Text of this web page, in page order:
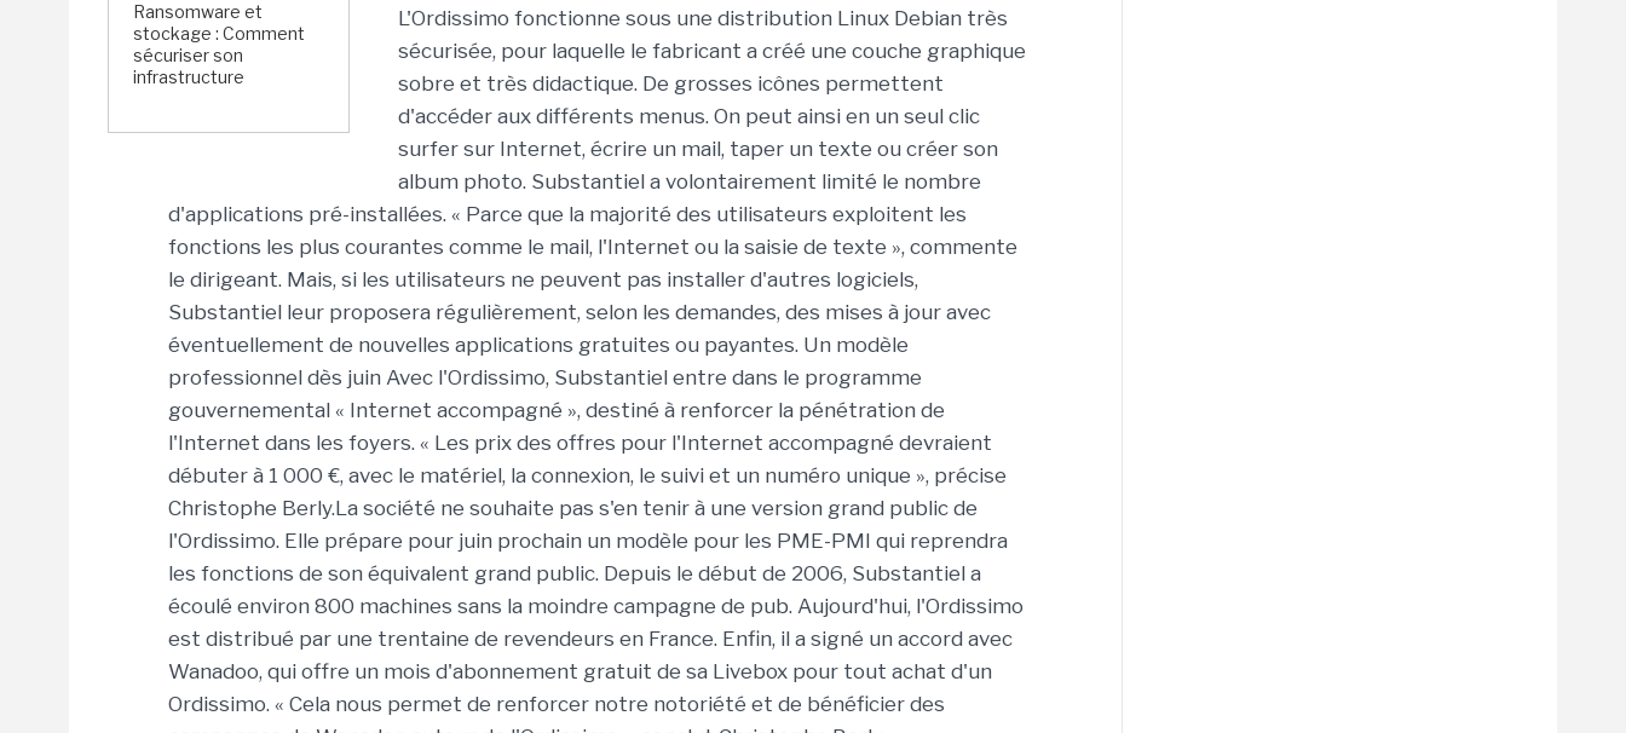
Ransomware et
stockage : Comment
sécuriser son
infrastructure
L'Ordissimo fonctionne sous une distribution Linux Debian très
sécurisée, pour laquelle le fabricant a créé une couche graphique
sobre et très didactique. De grosses icônes permettent
d'accéder aux différents menus. On peut ainsi en un seul clic
surfer sur Internet, écrire un mail, taper un texte ou créer son
album photo. Substantiel a volontairement limité le nombre
d'applications pré-installées. « Parce que la majorité des utilisateurs exploitent les
fonctions les plus courantes comme le mail, l'Internet ou la saisie de texte », commente
le dirigeant. Mais, si les utilisateurs ne peuvent pas installer d'autres logiciels,
Substantiel leur proposera régulièrement, selon les demandes, des mises à jour avec
éventuellement de nouvelles applications gratuites ou payantes. Un modèle
professionnel dès juin Avec l'Ordissimo, Substantiel entre dans le programme
gouvernemental « Internet accompagné », destiné à renforcer la pénétration de
l'Internet dans les foyers. « Les prix des offres pour l'Internet accompagné devraient
débuter à 1 000 €, avec le matériel, la connexion, le suivi et un numéro unique », précise
Christophe Berly.La société ne souhaite pas s'en tenir à une version grand public de
l'Ordissimo. Elle prépare pour juin prochain un modèle pour les PME-PMI qui reprendra
les fonctions de son équivalent grand public. Depuis le début de 2006, Substantiel a
écoulé environ 800 machines sans la moindre campagne de pub. Aujourd'hui, l'Ordissimo
est distribué par une trentaine de revendeurs en France. Enfin, il a signé un accord avec
Wanadoo, qui offre un mois d'abonnement gratuit de sa Livebox pour tout achat d'un
Ordissimo. « Cela nous permet de renforcer notre notoriété et de bénéficier des